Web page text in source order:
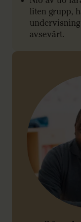
liten grupp,
avsevärt.